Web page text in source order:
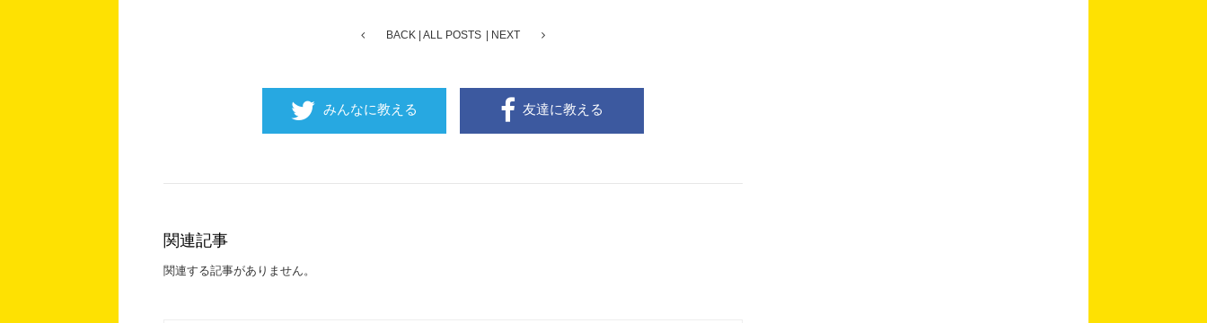
BACK ALL POSTS NEXT
みんなに教える 友達に教える
関連記事
関連する記事がありません。